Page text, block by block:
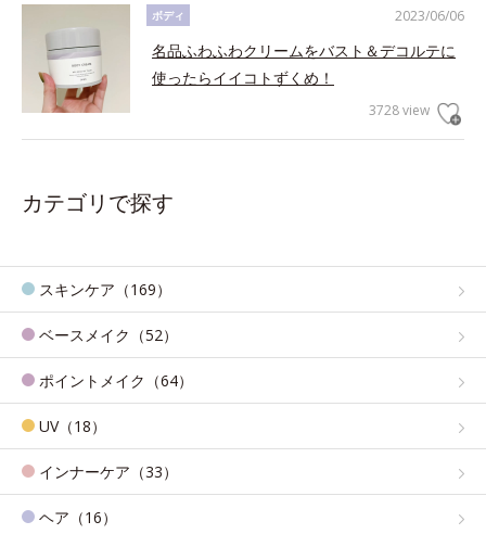
2023/06/06
ボディ
名品ふわふわクリームをバスト＆デコルテに
使ったらイイコトずくめ！
3728 view
カテゴリで探す
スキンケア（169）
ベースメイク（52）
ポイントメイク（64）
UV（18）
インナーケア（33）
ヘア（16）